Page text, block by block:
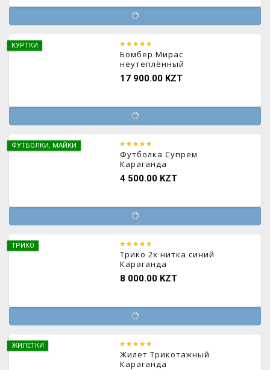
КУРТКИ
Бомбер Мирас
неутеплённый
17 900.00 KZT
ФУТБОЛКИ, МАЙКИ
Футболка Супрем
Караганда
4 500.00 KZT
ТРИКО
Трико 2х нитка синий
Караганда
8 000.00 KZT
ЖИЛЕТКИ
Жилет Трикотажный
Караганда